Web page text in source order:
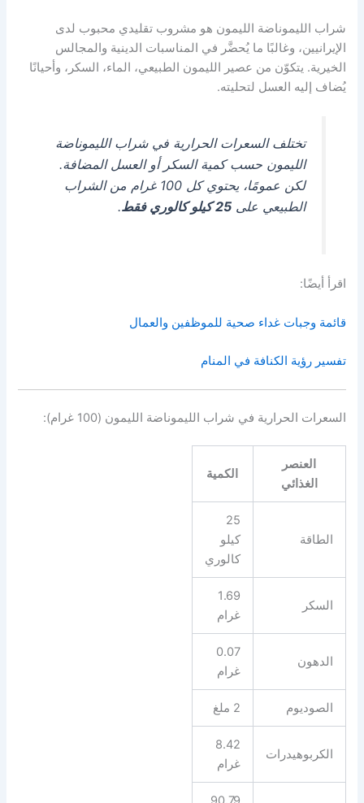
شراب الليموناضة الليمون هو مشروب تقليدي محبوب لدى
الإيرانيين، وغالبًا ما يُحضَّر في المناسبات الدينية والمجالس
الخيرية. يتكوّن من عصير الليمون الطبيعي، الماء، السكر، وأحيانًا
يُضاف إليه العسل لتحليته.
تختلف السعرات الحرارية في شراب الليموناضة
الليمون حسب كمية السكر أو العسل المضافة.
لكن عمومًا، يحتوي كل 100 غرام من الشراب
الطبيعي على 25 كيلو كالوري فقط .
اقرأ أيضًا:
قائمة وجبات غداء صحية للموظفين والعمال
تفسير رؤية الكنافة في المنام
السعرات الحرارية في شراب الليموناضة الليمون (100 غرام):
العنصر
الغذائي
الكمية
الطاقة
25
كيلو
كالوري
السكر
1.69
غرام
الدهون
0.07
غرام
الصوديوم 2 ملغ
الكربوهيدرات
8.42
غرام